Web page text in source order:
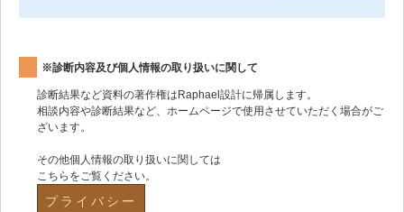
※診断内容及び個人情報の取り扱いに関して
診断結果など資料の著作権はRaphael設計に帰属します。
相談内容や診断結果など、ホームページで使用させていただく場合がご
ざいます。
その他個人情報の取り扱いに関しては
こちらをご覧ください。
プライバシー